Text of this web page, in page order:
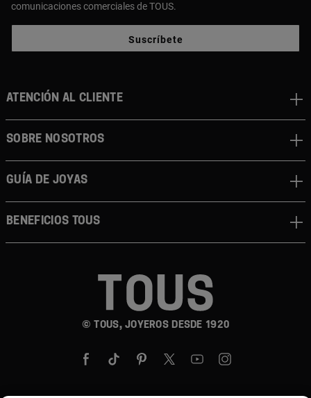
comunicaciones comerciales de TOUS.
Suscríbete
© TOUS, JOYEROS DESDE 1920
ATENCIÓN AL CLIENTE
SOBRE NOSOTROS
GUÍA DE JOYAS
BENEFICIOS TOUS